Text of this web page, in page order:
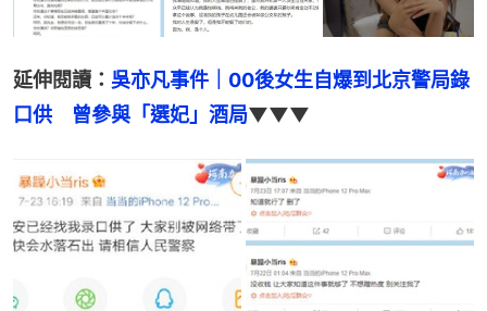
延伸閱讀： 吳亦凡事件｜00後女生自爆到北京警局錄
口供　曾參與「選妃」酒局▼▼▼